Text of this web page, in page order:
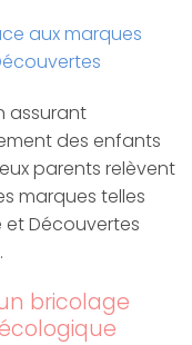
aux marques
assurant
des enfants
parents relèvent
marques telles
et Découvertes
bricolage